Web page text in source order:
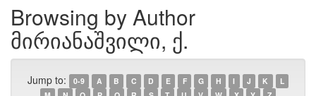
Browsing by Author
მირიანაშვილი, ქ.
Jump to: 0-9 A B C D E F G H I J K
L